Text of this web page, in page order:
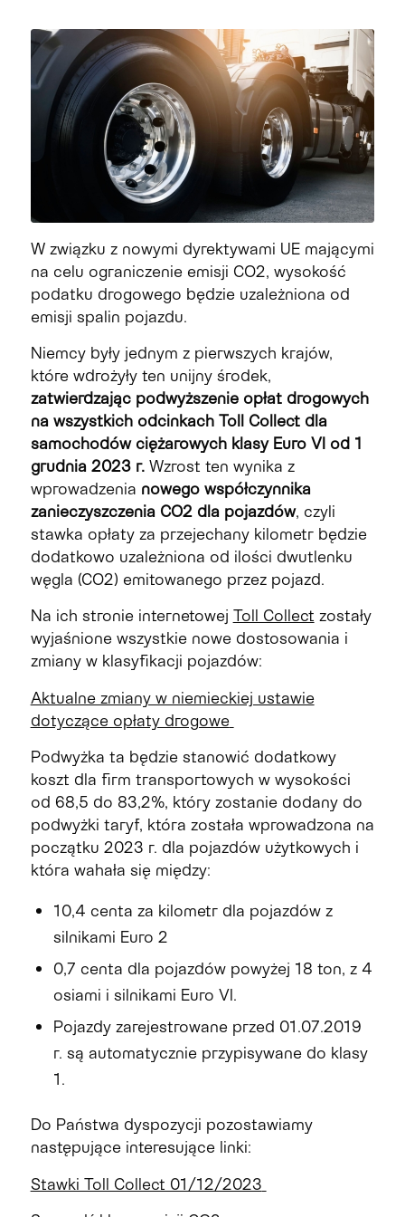
W związku z nowymi dyrektywami UE mającymi
na celu ograniczenie emisji CO2, wysokość
podatku drogowego będzie uzależniona od
emisji spalin pojazdu.
Niemcy były jednym z pierwszych krajów,
które wdrożyły ten unijny środek,
zatwierdzając podwyższenie opłat drogowych
na wszystkich odcinkach Toll Collect dla
samochodów ciężarowych klasy Euro VI od 1
grudnia 2023 r.Wzrost ten wynika z
wprowadzenia nowego współczynnika
zanieczyszczenia CO2 dla pojazdów, czyli
stawka opłaty za przejechany kilometr będzie
dodatkowo uzależniona od ilości dwutlenku
węgla (CO2) emitowanego przez pojazd.
Na ich stronie internetowej Toll Collect zostały
wyjaśnione wszystkie nowe dostosowania i
zmiany w klasyfikacji pojazdów:
Aktualne zmiany w niemieckiej ustawie
dotyczące opłaty drogowe
Podwyżka ta będzie stanowić dodatkowy
koszt dla firm transportowych w wysokości
od 68,5 do 83,2%, który zostanie dodany do
podwyżki taryf, która została wprowadzona na
początku 2023 r. dla pojazdów użytkowych i
która wahała się między:
10,4 centa za kilometr dla pojazdów z
silnikami Euro 2
0,7 centa dla pojazdów powyżej 18 ton, z 4
osiami i silnikami Euro VI.
Pojazdy zarejestrowane przed 01.07.2019
r. są automatycznie przypisywane do klasy
1.
Do Państwa dyspozycji pozostawiamy
następujące interesujące linki:
Stawki Toll Collect 01/12/2023